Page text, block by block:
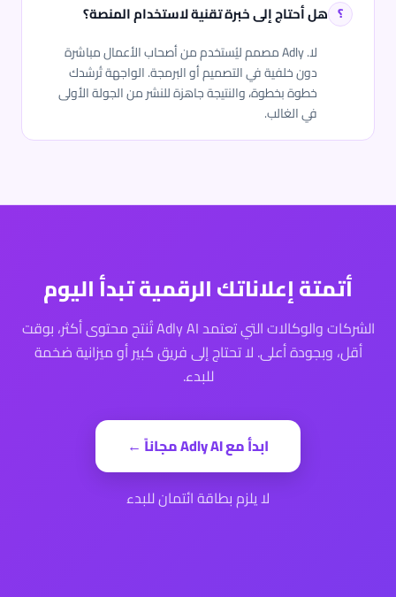
هل أحتاج إلى خبرة تقنية لاستخدام المنصة؟
لا. Adly مصمم ليُستخدم من أصحاب الأعمال مباشرة
دون خلفية في التصميم أو البرمجة. الواجهة تُرشدك
خطوة بخطوة، والنتيجة جاهزة للنشر من الجولة الأولى
في الغالب.
أتمتة إعلاناتك الرقمية تبدأ اليوم
الشركات والوكالات التي تعتمد Adly AI تُنتج محتوى أكثر، بوقت
أقل، وبجودة أعلى. لا تحتاج إلى فريق كبير أو ميزانية ضخمة
للبدء.
ابدأ مع Adly AI مجاناً ←
لا يلزم بطاقة ائتمان للبدء